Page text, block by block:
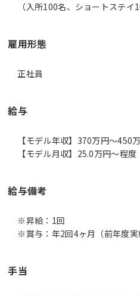
雇用形態
正社員
給与
【モデル年収】370万円〜450
【モデル月収】25.0万円〜程度
給与備考
※昇給：1回
手当